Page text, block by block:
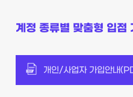
계정 종류별 맞춤형 입점
개인/사업자 가입안내